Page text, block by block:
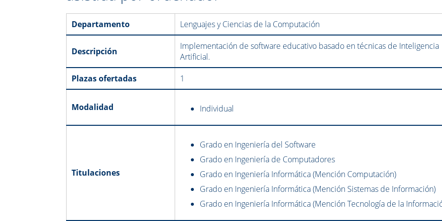
Departamento Lenguajes y Ciencias de la Computación
Descripción
Implementación de software educativo basado en técnicas de Inteligencia
Artificial.
Plazas ofertadas
1
Modalidad Individual
Titulaciones
Grado en Ingeniería del Software
Grado en Ingeniería de Computadores
Grado en Ingeniería Informática (Mención Computación)
Grado en Ingeniería Informática (Mención Sistemas de Información)
Grado en Ingeniería Informática (Mención Tecnología de la